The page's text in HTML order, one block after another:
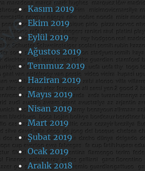
Kasım 2019
Ekim 2019
Eylül 2019
Ağustos 2019
Temmuz 2019
Haziran 2019
Mayıs 2019
Nisan 2019
Mart 2019
Şubat 2019
Ocak 2019
Aralık 2018